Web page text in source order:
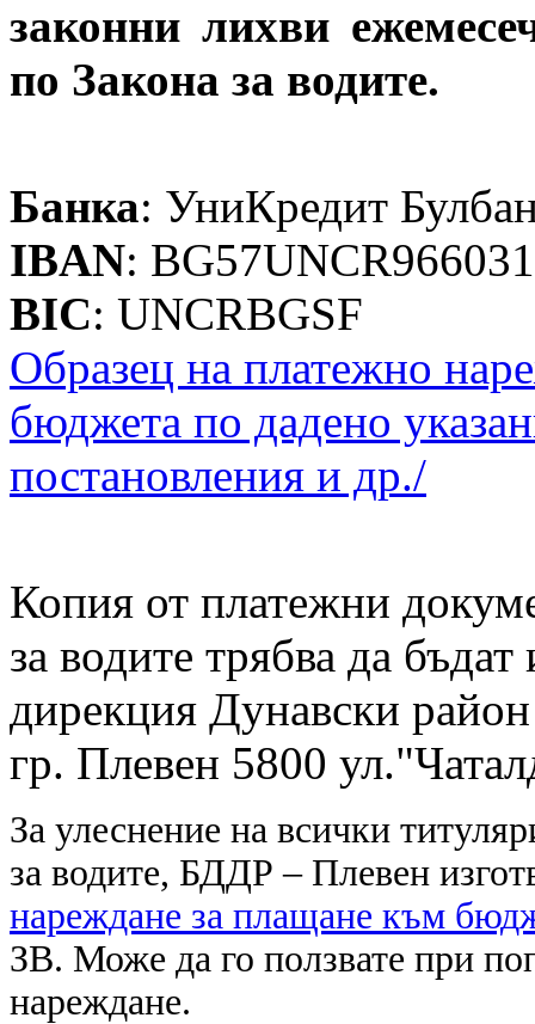
законни лихви
по Закона за водите.
Банка: УниКредит
IBAN:
BIC: UNCRBGSF
Образец на платежно
бюджета по дадено
постановления и др./
Копия от платежни
за водите трябва да
дирекция Дунавски
гр. Плевен 5800
За улеснение на всички
за водите, БДДР – Плевен
нареждане за плащане към
ЗВ. Може да го ползвате при
нареждане.